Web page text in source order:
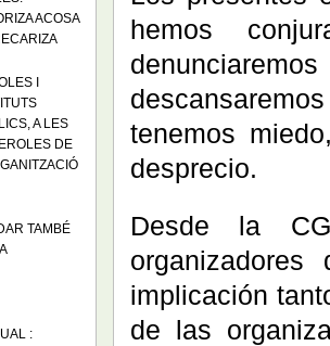
hemos
tenemos
desprecio.
Desde la
implicación
de las
ACOSA
I
A LES
DE
TAMBÉ
: